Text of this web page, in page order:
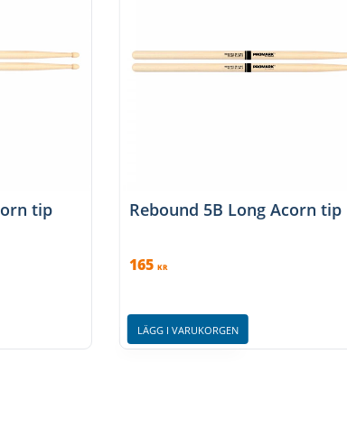
tip Rebound 5B Long Acorn tip
165 KR
LÄGG I VARUKORGEN